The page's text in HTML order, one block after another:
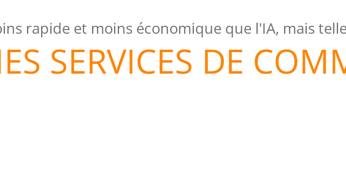
rapide et moins économique que l'IA, mais
SERVICES DE